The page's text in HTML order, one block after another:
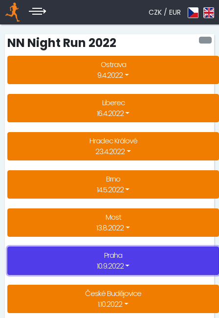
CZK / EUR
NN Night Run 2022
Ostrava
9.4.2022
Liberec
16.4.2022
Hradec Králové
23.4.2022
Brno
14.5.2022
Most
13.8.2022
Praha
10.9.2022
České Budějovice
1.10.2022